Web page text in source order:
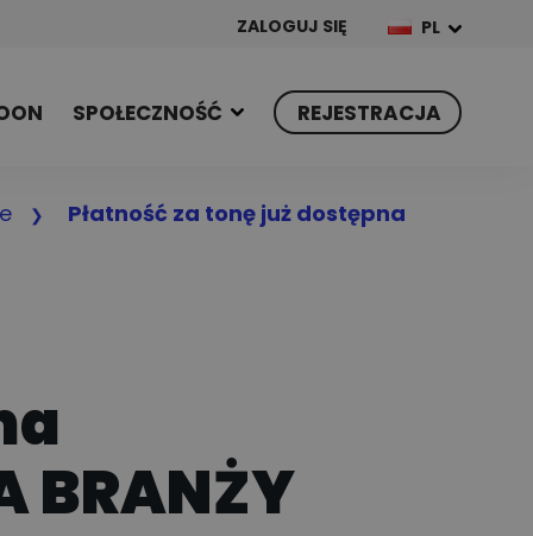
ZALOGUJ SIĘ PL
SPOŁECZNOŚĆ REJESTRACJA
Płatność za tonę już dostępna
BRANŻY